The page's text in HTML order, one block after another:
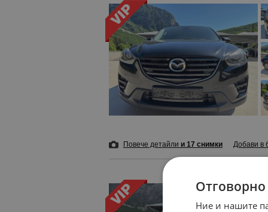
Повече детайли и 17 снимки Добави в
Ние и нашите